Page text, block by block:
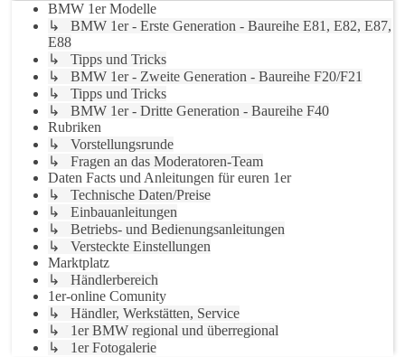
BMW 1er Modelle
↳ BMW 1er - Erste Generation - Baureihe E81, E82, E87,
E88
↳ Tipps und Tricks
↳ BMW 1er - Zweite Generation - Baureihe F20/F21
↳ Tipps und Tricks
↳ BMW 1er - Dritte Generation - Baureihe F40
Rubriken
↳ Vorstellungsrunde
↳ Fragen an das Moderatoren-Team
Daten Facts und Anleitungen für euren 1er
↳ Technische Daten/Preise
↳ Einbauanleitungen
↳ Betriebs- und Bedienungsanleitungen
↳ Versteckte Einstellungen
Marktplatz
↳ Händlerbereich
1er-online Comunity
↳ Händler, Werkstätten, Service
↳ 1er BMW regional und überregional
↳ 1er Fotogalerie